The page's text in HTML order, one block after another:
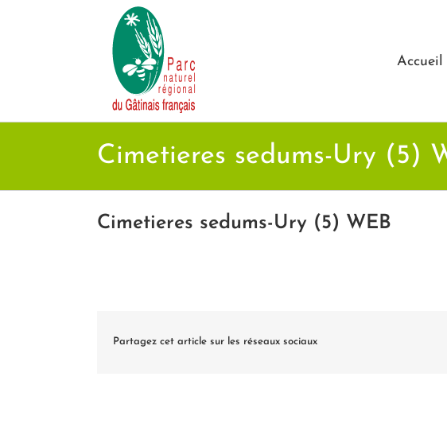
Accueil
Cimetieres sedums-Ury (5)
Cimetieres sedums-Ury (5) WEB
Partagez cet article sur les réseaux sociaux